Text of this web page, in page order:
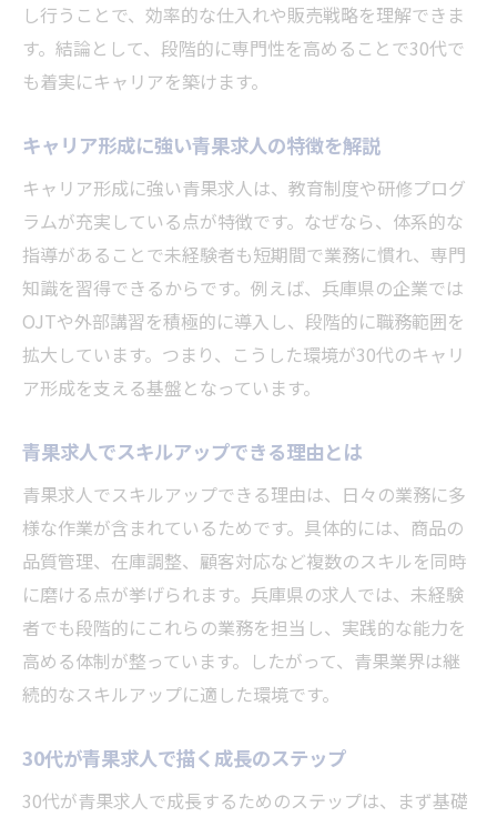
し行うことで、効率的な仕入れや販売戦略を理解できま
す。結論として、段階的に専門性を高めることで30代で
も着実にキャリアを築けます。
キャリア形成に強い青果求人の特徴を解説
キャリア形成に強い青果求人は、教育制度や研修プログ
ラムが充実している点が特徴です。なぜなら、体系的な
指導があることで未経験者も短期間で業務に慣れ、専門
知識を習得できるからです。例えば、兵庫県の企業では
OJTや外部講習を積極的に導入し、段階的に職務範囲を
拡大しています。つまり、こうした環境が30代のキャリ
ア形成を支える基盤となっています。
青果求人でスキルアップできる理由とは
青果求人でスキルアップできる理由は、日々の業務に多
様な作業が含まれているためです。具体的には、商品の
品質管理、在庫調整、顧客対応など複数のスキルを同時
に磨ける点が挙げられます。兵庫県の求人では、未経験
者でも段階的にこれらの業務を担当し、実践的な能力を
高める体制が整っています。したがって、青果業界は継
続的なスキルアップに適した環境です。
30代が青果求人で描く成長のステップ
30代が青果求人で成長するためのステップは、まず基礎